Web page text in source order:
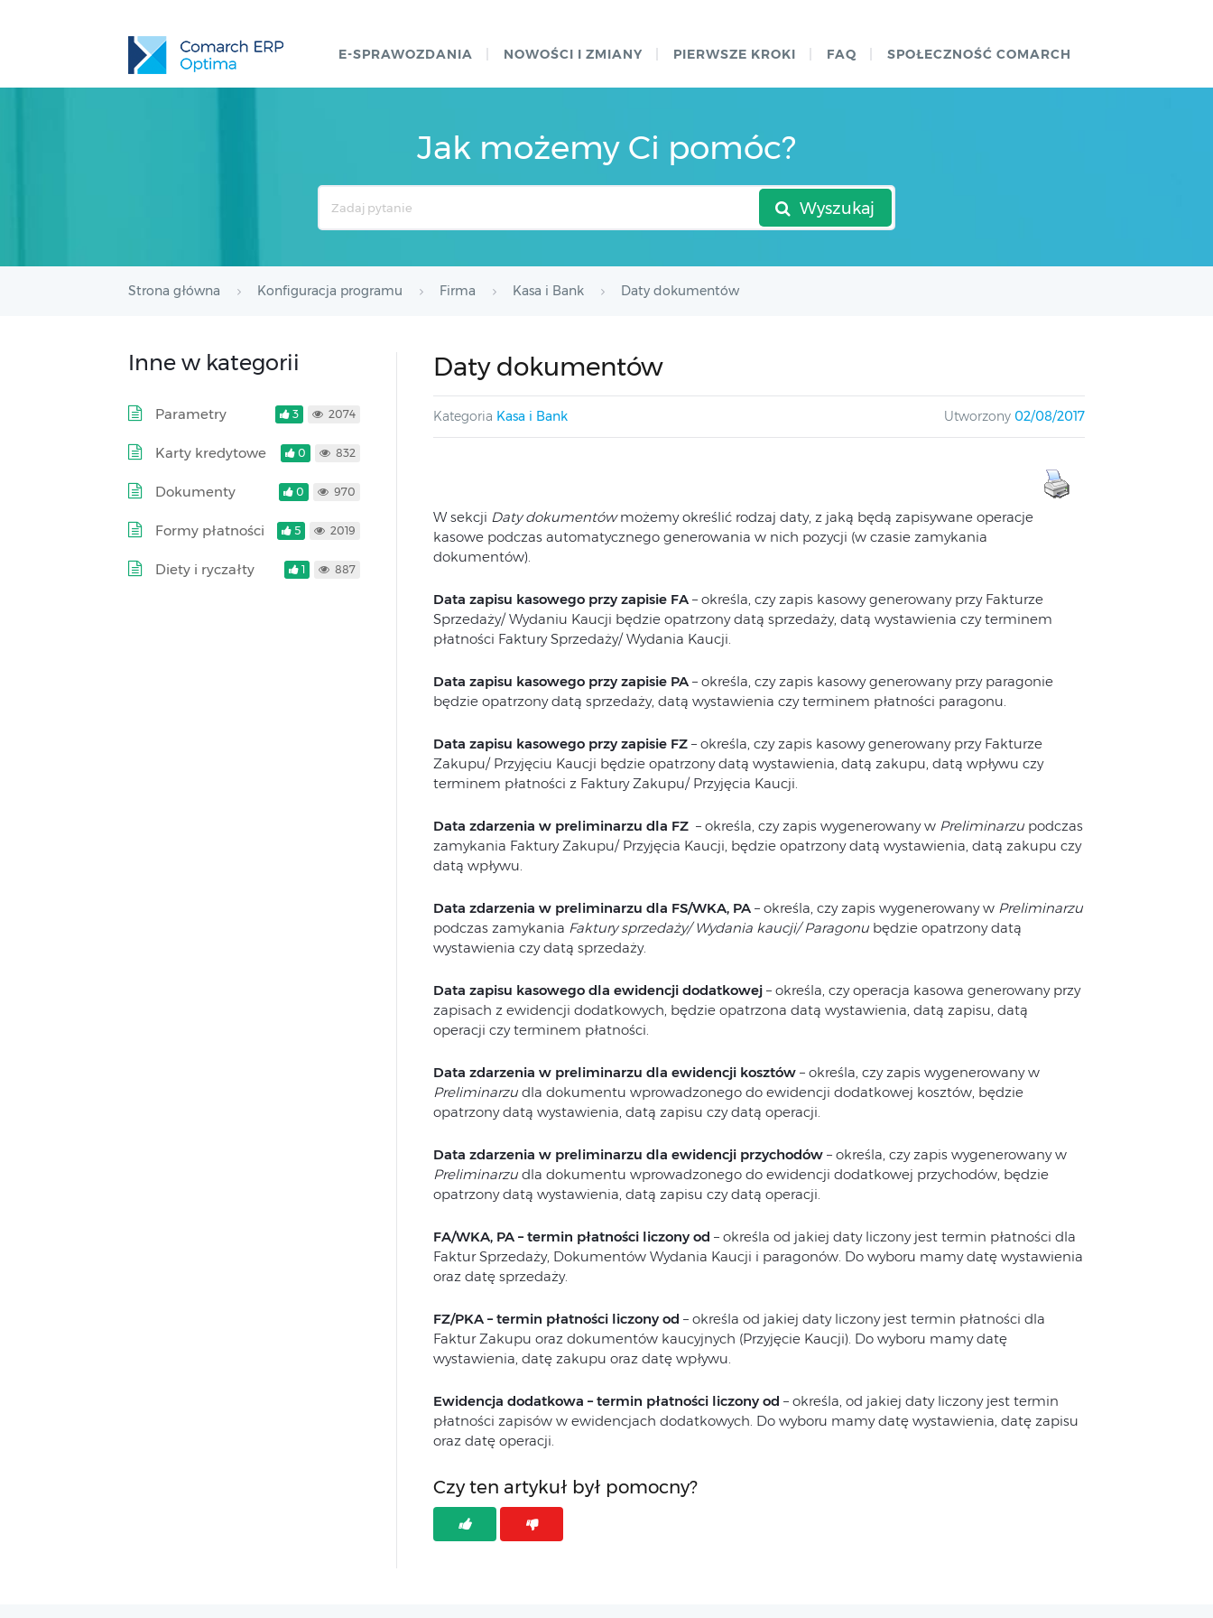
E-SPRAWOZDANIA NOWOŚCI I ZMIANY PIERWSZE KROKI FAQ SPOŁECZNOŚĆ COMARCH
Jak możemy Ci pomóc?
Wyszukaj
Strona główna Konfiguracja programu Firma Kasa i Bank Daty dokumentów
Daty dokumentów
Kategoria Kasa i Bank Utworzony 02/08/2017
W sekcji Daty dokumentówmożemy określić rodzaj daty, z jaką będą zapisywane operacje
kasowe podczas automatycznego generowania w nich pozycji (w czasie zamykania
dokumentów).
Data zapisu kasowego przy zapisie FA – określa, czy zapis kasowy generowany przy Fakturze
Sprzedaży/ Wydaniu Kaucji będzie opatrzony datą sprzedaży, datą wystawienia czy terminem
płatności Faktury Sprzedaży/ Wydania Kaucji.
Data zapisu kasowego przy zapisie PA– określa, czy zapis kasowy generowany przy paragonie
będzie opatrzony datą sprzedaży, datą wystawienia czy terminem płatności paragonu.
Data zapisu kasowego przy zapisie FZ – określa, czy zapis kasowy generowany przy Fakturze
Zakupu/ Przyjęciu Kaucji będzie opatrzony datą wystawienia, datą zakupu, datą wpływu czy
terminem płatności z Faktury Zakupu/ Przyjęcia Kaucji.
Data zdarzenia w preliminarzu dla FZ – określa, czy zapis wygenerowany w Preliminarzupodczas
zamykania Faktury Zakupu/ Przyjęcia Kaucji, będzie opatrzony datą wystawienia, datą zakupu czy
datą wpływu.
Data zdarzenia w preliminarzu dla FS/WKA, PA– określa, czy zapis wygenerowany w Preliminarzu
podczas zamykania Faktury sprzedaży/ Wydania kaucji/ Paragonubędzie opatrzony datą
wystawienia czy datą sprzedaży.
Data zapisu kasowego dla ewidencji dodatkowej – określa, czy operacja kasowa generowany przy
zapisach z ewidencji dodatkowych, będzie opatrzona datą wystawienia, datą zapisu, datą
operacji czy terminem płatności.
Data zdarzenia w preliminarzu dla ewidencji kosztów – określa, czy zapis wygenerowany w
Preliminarzudla dokumentu wprowadzonego do ewidencji dodatkowej kosztów, będzie
opatrzony datą wystawienia, datą zapisu czy datą operacji.
Data zdarzenia w preliminarzu dla ewidencji przychodów– określa, czy zapis wygenerowany w
Preliminarzudla dokumentu wprowadzonego do ewidencji dodatkowej przychodów, będzie
opatrzony datą wystawienia, datą zapisu czy datą operacji.
FA/WKA, PA – termin płatności liczony od – określa od jakiej daty liczony jest termin płatności dla
Faktur Sprzedaży, Dokumentów Wydania Kaucji i paragonów. Do wyboru mamy datę wystawienia
oraz datę sprzedaży.
FZ/PKA – termin płatności liczony od – określa od jakiej daty liczony jest termin płatności dla
Faktur Zakupu oraz dokumentów kaucyjnych (Przyjęcie Kaucji). Do wyboru mamy datę
wystawienia, datę zakupu oraz datę wpływu.
Ewidencja dodatkowa – termin płatności liczony od – określa, od jakiej daty liczony jest termin
płatności zapisów w ewidencjach dodatkowych. Do wyboru mamy datę wystawienia, datę zapisu
oraz datę operacji.
Czy ten artykuł był pomocny?
Inne w kategorii
Parametry 3 2074
Karty kredytowe 0 832
Dokumenty 0 970
Formy płatności 5 2019
Diety i ryczałty 1 887